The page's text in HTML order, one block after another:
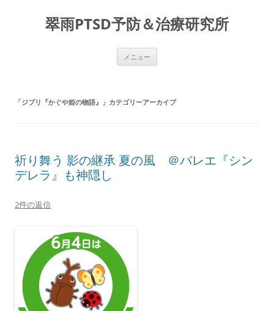
翠雨PTSD予防＆治療研究所
メニュー
「ジブリ『かぐや姫の物語』 」カテゴリーアーカイブ
祈り舞う 影の継承 夏の風 ＠バレエ『シン
デレラ』も神隠し
2件の返信